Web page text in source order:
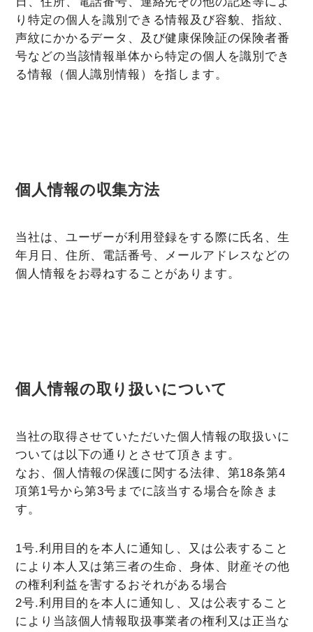
り特定の個人を識別できる情報及び容貌、指紋、
声紋にかかるデータ、及び健康保険証の保険者番
号などの当該情報単体から特定の個人を識別でき
る情報（個人識別情報）を指します。
個人情報の収集方法
当社は、ユーザーが利用登録をする際に氏名、生
年月日、住所、電話番号、メールアドレスなどの
個人情報をお尋ねすることがあります。
個人情報の取り扱いについて
当社の取得させていただいた個人情報の取扱いに
ついては以下の通りとさせて頂きます。
なお、個人情報の保護に関する法律、第18条第4
項第1号から第3号までに該当する場合を除きま
す。
1号.利用目的を本人に通知し、又は公表すること
により本人又は第三者の生命、身体、財産その他
の権利利益を害するおそれがある場合
2号.利用目的を本人に通知し、又は公表すること
により当該個人情報取扱事業者の権利又は正当な